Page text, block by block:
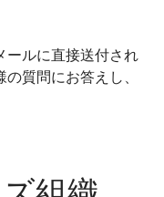
ールに直接送付され
質問にお答えし、